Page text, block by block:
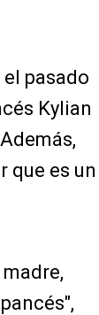
pasado
Kylian
que es un